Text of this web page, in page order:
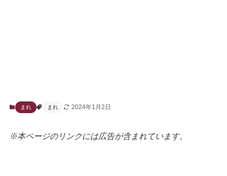
まれ まれ 2024年1月2日
※本ページのリンクには広告が含まれています。